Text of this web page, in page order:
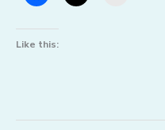
Like this: